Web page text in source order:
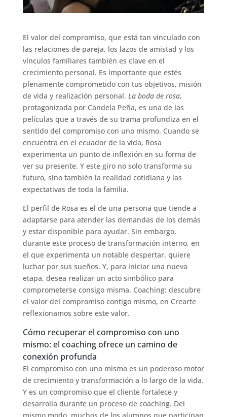
El valor del compromiso, que está tan vinculado con
las relaciones de pareja, los lazos de amistad y los
vínculos familiares también es clave en el
crecimiento personal. Es importante que estés
plenamente comprometido con tus objetivos, misión
de vida y realización personal. La boda de rosa,
protagonizada por Candela Peña, es una de las
películas que a través de su trama profundiza en el
sentido del compromiso con uno mismo. Cuando se
encuentra en el ecuador de la vida, Rosa
experimenta un punto de inflexión en su forma de
ver su presente. Y este giro no solo transforma su
futuro, sino también la realidad cotidiana y las
expectativas de toda la familia.
El perfil de Rosa es el de una persona que tiende a
adaptarse para atender las demandas de los demás
y estar disponible para ayudar. Sin embargo,
durante este proceso de transformación interno, en
el que experimenta un notable despertar, quiere
luchar por sus sueños. Y, para iniciar una nueva
etapa, desea realizar un acto simbólico para
comprometerse consigo misma. Coaching: descubre
el valor del compromiso contigo mismo, en Crearte
reflexionamos sobre este valor.
Cómo recuperar el compromiso con uno
mismo: el coaching ofrece un camino de
conexión profunda
El compromiso con uno mismo es un poderoso motor
de crecimiento y transformación a lo largo de la vida.
Y es un compromiso que el cliente fortalece y
desarrolla durante un proceso de coaching. Del